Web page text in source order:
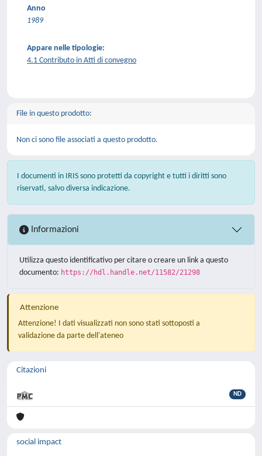
Anno
1989
Appare nelle tipologie:
4.1 Contributo in Atti di convegno
File in questo prodotto:
Non ci sono file associati a questo prodotto.
I documenti in IRIS sono protetti da copyright e tutti i diritti sono
riservati, salvo diversa indicazione.
Informazioni
Utilizza questo identificativo per citare o creare un link a questo
documento: https://hdl.handle.net/11582/21298
Attenzione
Attenzione! I dati visualizzati non sono stati sottoposti a
validazione da parte dell'ateneo
Citazioni
ND
social impact